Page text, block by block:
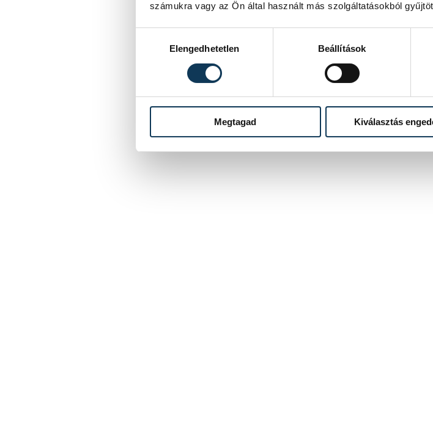
számukra vagy az Ön által használt más szolgáltatásokból
Elengedhetetlen
Beállítások
Megtagad Kiválasztás